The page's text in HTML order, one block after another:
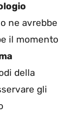
ne avrebbe
il momento
della
gli